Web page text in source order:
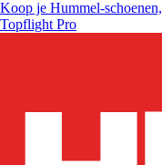
Koop je Hummel-schoenen,
Topflight Pro